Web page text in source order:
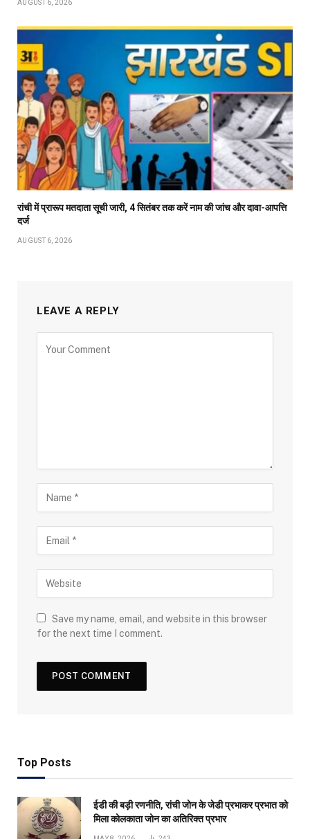
AUGUST 6, 2026
रांची में प्रारूप मतदाता सूची जारी, 4 सितंबर तक करें नाम की जांच और दावा-आपत्ति
दर्ज
AUGUST 6, 2026
LEAVE A REPLY
Save my name, email, and website in this browser
for the next time I comment.
Top Posts
ईडी की बड़ी रणनीति, रांची जोन के जेडी प्रभाकर प्रभात को
मिला कोलकाता जोन का अतिरिक्त प्रभार